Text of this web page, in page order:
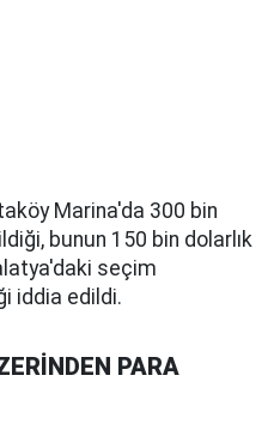
Marina'da 300 bin
bunun 150 bin dolarlık
seçim
iddia edildi.
PARA